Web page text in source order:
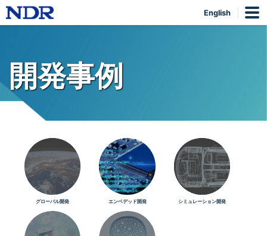
English
開発事例
グローバル開発 エンベデッド開発 シミュレーション開発